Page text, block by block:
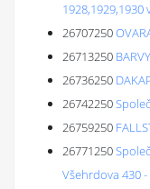
26707250
26713250
26736250
26742250
26759250
26771250
Všehrdova 430